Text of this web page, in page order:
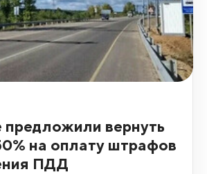
предложили вернуть
на оплату штрафов
ПДД